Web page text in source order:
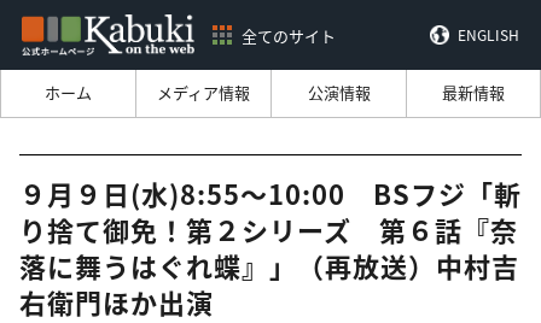
全てのサイト ENGLISH
ホーム メディア情報 公演情報 最新情報
９月９日(水)8:55～10:00 BSフジ「斬
り捨て御免！第２シリーズ 第６話『奈
落に舞うはぐれ蝶』」（再放送）中村吉
右衛門ほか出演